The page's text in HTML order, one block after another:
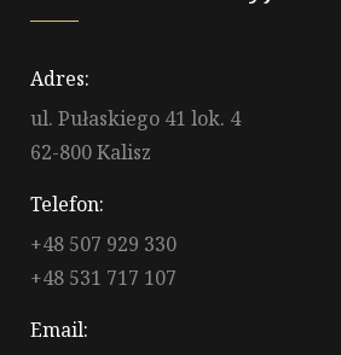
Adres:
ul. Pułaskiego 41 lok. 4
62-800 Kalisz
Telefon:
+48 507 929 330
+48 531 717 107
Email: